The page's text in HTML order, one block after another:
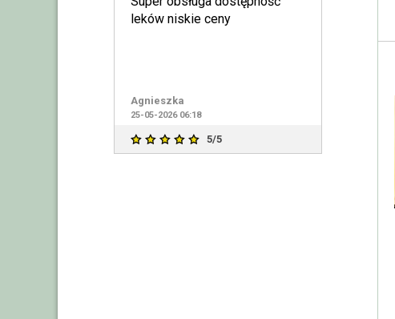
leków niskie ceny
Agnieszka
25-05-2026 06:18
5/5